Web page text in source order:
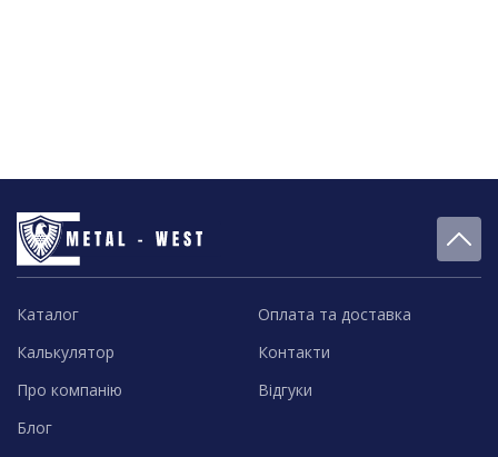
Каталог
Калькулятор
Про компанію
Блог
Оплата та доставка
Контакти
Відгуки